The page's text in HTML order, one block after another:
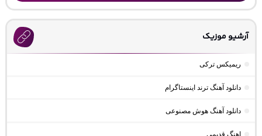
آرشیو موزیک
ریمیکس ترکی
دانلود آهنگ ترند اینستاگرام
دانلود آهنگ هوش مصنوعی
اهنگ قدیمی